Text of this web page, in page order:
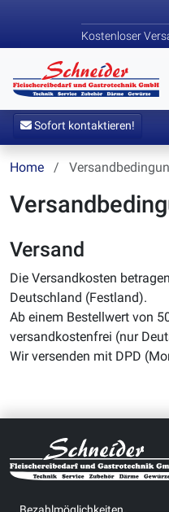
Kostenloser
Sofort kontaktieren!
Home
Versand
Die Versandkosten
Deutschland (Festland).
Ab einem Bestellwert von
versandkostenfrei (nur
Wir versenden mit DPD